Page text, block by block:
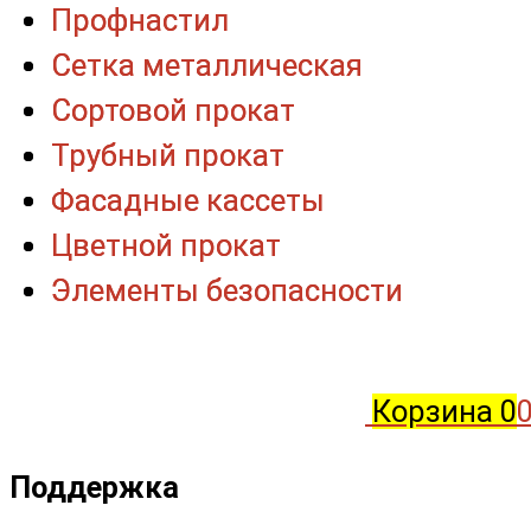
Корзина 0
Поддержка
Профнастил
Сетка металлическая
Сортовой прокат
Трубный прокат
Фасадные кассеты
Цветной прокат
Элементы безопасности
Профнастил
Сетка металлическая
Сортовой прокат
Трубный прокат
Фасадные кассеты
Цветной прокат
Элементы безопасности